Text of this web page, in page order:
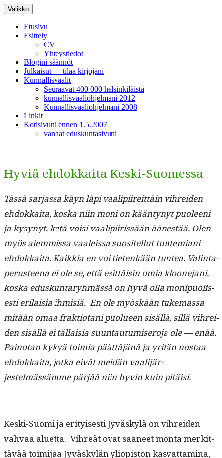
Siirry
sisältöön
Valikko
Etusivu
Esittely
CV
Yhteystiedot
Blogini säännöt
Julkaisut — tilaa kirjojani
Kunnallisvaalit
Seuraavat 400 000 helsinkiläistä
kunnallisvaaliohjelmani 2012
Kunnallisvaaliohjelmani 2008
Linkit
Kotisivuni ennen 1.5.2007
vanhat eduskuntasivuni
Hyviä ehdokkaita Keski-Suomessa
Tässä sar­jas­sa käyn läpi vaalipi­ire­it­täin vihrei­den
ehdokkai­ta, kos­ka niin moni on kään­tynyt puoleeni
ja kysynyt, ketä voisi vaalipi­iris­sään äänestää. Olen
myös aiem­mis­sa vaaleis­sa suositel­lut tun­temi­ani
ehdokkai­ta. Kaikkia en voi tietenkään tun­tea. Val­in­ta­
pe­rus­teena ei ole se, että esit­täisin omia kloone­jani,
kos­ka eduskun­taryh­mässä on hyvä olla monipuolis­
es­ti eri­laisia ihmisiä. En ole myöskään tuke­mas­sa
mitään omaa frak­tiotani puolueen sisäl­lä, sil­lä vihrei­
den sisäl­lä ei täl­laisia suun­tau­tu­mis­ero­ja ole — enää.
Pain­o­tan kykyä toimia päät­täjänä ja yritän nos­taa
ehdokkai­ta, jot­ka eivät mei­dän vaal­i­jär­
jestelmässämme pär­jää niin hyvin kuin pitäisi.
Kes­ki-Suo­mi ja eri­tyis­es­ti Jyväskylä on vihrei­den
vah­vaa aluet­ta. Vihreät ovat saa­neet mon­ta merkit­
tävää toim­i­jaa Jyväskylän yliopis­ton kas­vat­ta­m­i­na,